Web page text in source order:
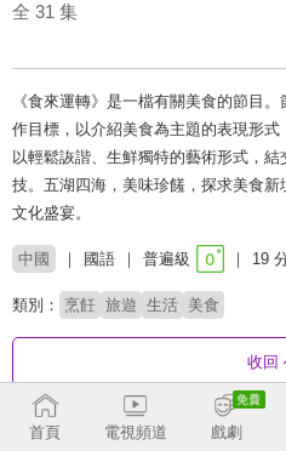
全 31 集
《食來運轉》是一檔有關美食的節目
作目標，以介紹美食為主題的表現形式
以輕鬆詼諧、生鮮獨特的藝術形式，
技。五湖四海，美味珍饈，探求美食
文化盛宴。
中國 國語 普遍級 19
類別： 烹飪 旅遊 生活 美食
收回
劇集列表
首頁 電視頻道 戲劇